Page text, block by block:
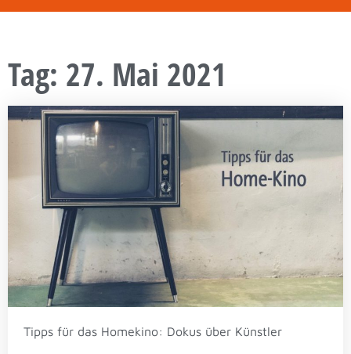
Tag: 27. Mai 2021
Tipps für das Homekino: Dokus über Künstler